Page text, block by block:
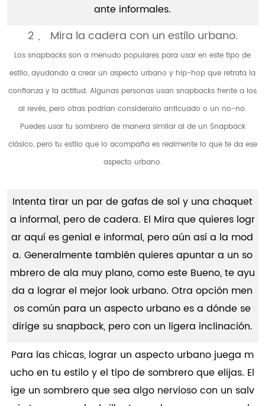
ante informales.
2 、 Mira la cadera con un estilo urbano.
Los snapbacks son a menudo populares para usar en este tipo de
estilo, ayudando a crear un aspecto urbano y hip-hop que retrata la
confianza y la actitud. Algunas personas usan snapbacks frente a los
al revés, pero otras podrían considerarlo anticuado o un no-no.
Puedes usar tu sombrero de manera similar al de un Snapback
clásico, pero tu estilo que lo acompaña es realmente lo que te da ese
aspecto urbano.
Intenta tirar un par de gafas de sol y una chaquet
a informal, pero de cadera. El Mira que quieres logr
ar aquí es genial e informal, pero aún así a la mod
a. Generalmente también quieres apuntar a un so
mbrero de ala muy plano, como este Bueno, te ayu
da a lograr el mejor look urbano. Otra opción men
os común para un aspecto urbano es a dónde se
dirige su snapback, pero con un ligera inclinación.
Para las chicas, lograr un aspecto urbano juega m
ucho en tu estilo y el tipo de sombrero que elijas. El
ige un sombrero que sea algo nervioso con un salv